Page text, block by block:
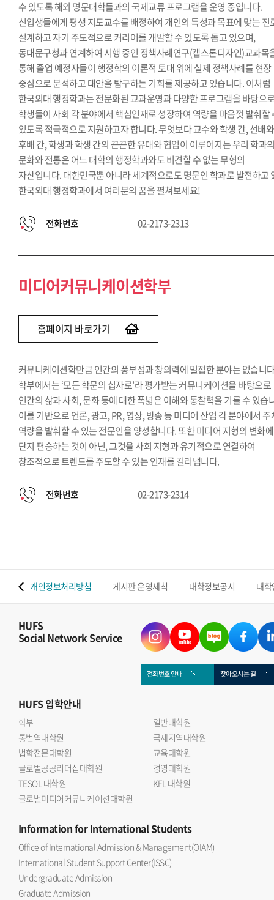
수 있도록 해외 명문대학들과의 국제교류 프로그램을 운영 중입니다.
신입생들에게 평생 지도교수를 배정하여 개인의 특성과 목표에 맞는 진
설계하고 자기 주도적으로 커리어를 개발할 수 있도록 돕고 있으며,
동대문구청과 연계하여 시행 중인 정책사례연구(캡스톤디자인)교과목
통해 졸업 예정자들이 행정학의 이론적 토대 위에 실제 정책사례를 현장
중심으로 분석하고 대안을 탐구하는 기회를 제공하고 있습니다. 이처럼
한국외대 행정학과는 전문화된 교과운영과 다양한 프로그램을 바탕으
학생들이 사회 각 분야에서 핵심인재로 성장하여 역량을 마음껏 발휘할
있도록 적극적으로 지원하고자 합니다. 무엇보다 교수와 학생 간, 선배와
후배 간, 학생과 학생 간의 끈끈한 유대와 협업이 이루어지는 우리 학과
문화와 전통은 어느 대학의 행정학과와도 비견할 수 없는 무형의
자산입니다. 대한민국뿐 아니라 세계적으로도 명문인 학과로 발전하고
한국외대 행정학과에서 여러분의 꿈을 펼쳐보세요!
전화번호 02-2173-2313
미디어커뮤니케이션학부
홈페이지 바로가기
커뮤니케이션학만큼 인간의 풍부성과 창의력에 밀접한 분야는 없습니
학부에서는 ‘모든 학문의 십자로’라 평가받는 커뮤니케이션을 바탕으로
인간의 삶과 사회, 문화 등에 대한 폭넓은 이해와 통찰력을 기를 수 있습
이를 기반으로 언론, 광고, PR, 영상, 방송 등 미디어 산업 각 분야에서
역량을 발휘할 수 있는 전문인을 양성합니다. 또한 미디어 지형의 변화에
단지 편승하는 것이 아닌, 그것을 사회 지형과 유기적으로 연결하여
창조적으로 트렌드를 주도할 수 있는 인재를 길러냅니다.
전화번호 02-2173-2314
개인정보처리방침 게시판 운영세칙 대학정보공시 대
HUFS
Social Network Service
전화번호 안내 찾아오시는 길
HUFS입학안내
학부
일반대학원
통번역대학원
국제지역대학원
법학전문대학원
교육대학원
글로벌공공리더십대학원
경영대학원
TESOL 대학원
KFL 대학원
글로벌미디어커뮤니케이션대학원
Informationfor International Students
Office of International Admission & Management(OIAM)
International Student Support Center(ISSC)
Undergraduate Admission
Graduate Admission